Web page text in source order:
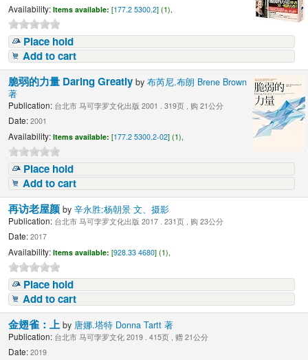
Availability: Items available: [177.2 5300.2] (1),
Place hold
Add to cart
脆弱的力量 Daring Greatlyby布芮尼.布朗 Brene Brown
著
Publication: 台北市 马可孛罗文化出版 2001 . 319页 , 购 21公分
Date: 2001
Availability: Items available: [177.2 5300.2-02] (1),
Place hold
Add to cart
再访老屋颜by辛永胜;杨朝景 文、摄影
Publication: 台北市 马可孛罗文化出版 2017 . 231页 , 购 23公分
Date: 2017
Availability: Items available: [928.33 4680] (1),
Place hold
Add to cart
金翅雀：上by 唐娜.塔特 Donna Tartt 著
Publication: 台北市 马可孛罗文化 2019 . 415页 , 赠 21公分
Date: 2019